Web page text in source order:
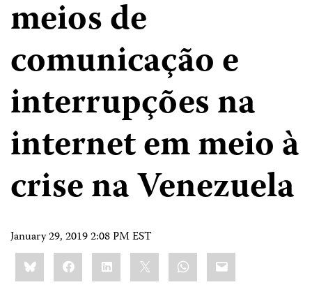
meios de
comunicação e
interrupções na
internet em meio à
crise na Venezuela
January 29, 2019 2:08 PM EST
Share
this:BlueskyFacebookLinkedIn WhatsApp
Email